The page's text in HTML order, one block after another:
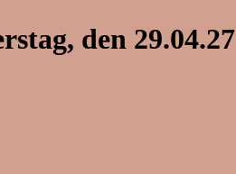
den 29.04.27